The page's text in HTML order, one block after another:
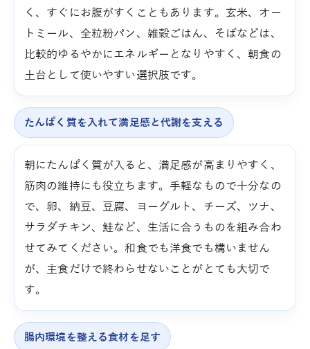
く、すぐにお腹がすくこともあります。玄米、オー
トミール、全粒粉パン、雑穀ごはん、そばなどは、
比較的ゆるやかにエネルギーとなりやすく、朝食の
土台として使いやすい選択肢です。
たんぱく質を入れて満足感と代謝を支える
朝にたんぱく質が入ると、満足感が高まりやすく、
筋肉の維持にも役立ちます。手軽なもので十分なの
で、卵、納豆、豆腐、ヨーグルト、チーズ、ツナ、
サラダチキン、鮭など、生活に合うものを組み合わ
せてみてください。和食でも洋食でも構いません
が、主食だけで終わらせないことがとても大切で
す。
腸内環境を整える食材を足す